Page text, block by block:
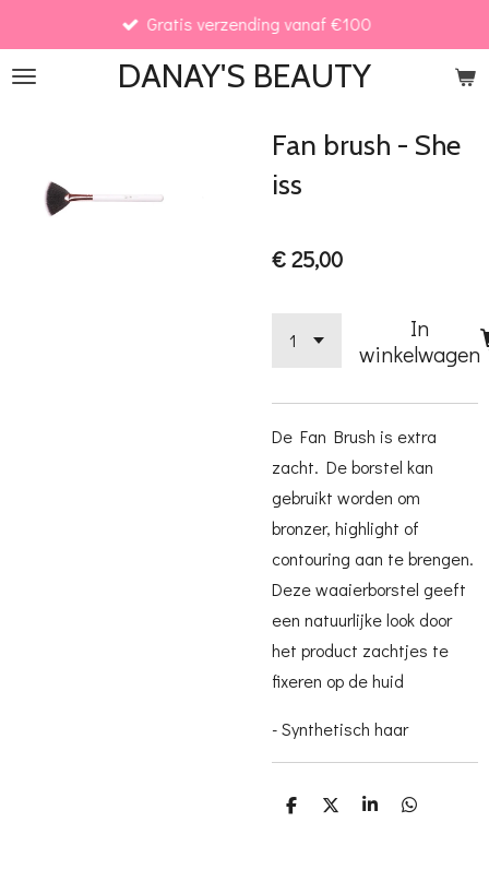
direct
naar
DANAY'S BEAUTY
Gratis verzending vanaf €100
Fan brush - She
iss
€ 25,00
In
winkelwagen
De Fan Brush is extra
zacht. De borstel kan
gebruikt worden om
bronzer, highlight of
contouring aan te brengen.
Deze waaierborstel geeft
een natuurlijke look door
het product zachtjes te
fixeren op de huid
- Synthetisch haar
D
D
S
D